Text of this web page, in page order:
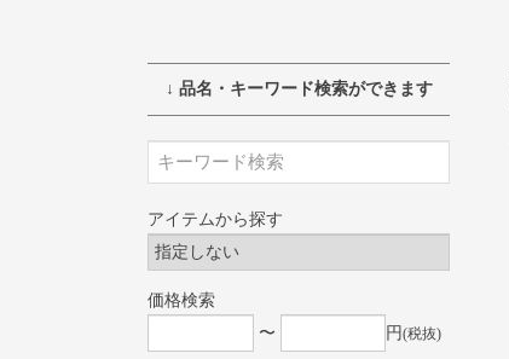
↓ 品名・キーワード検索ができます
アイテムから探す
価格検索
〜
円(税抜)